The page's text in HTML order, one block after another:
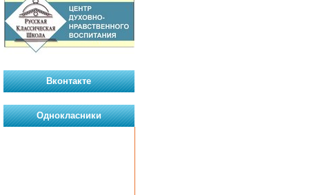
Вконтакте
Однокласники